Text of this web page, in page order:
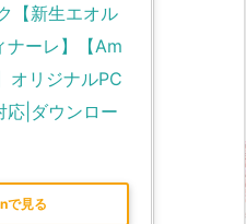
【新生エオル
ナーレ】【Am
オリジナルPC
応|ダウンロー
で見る